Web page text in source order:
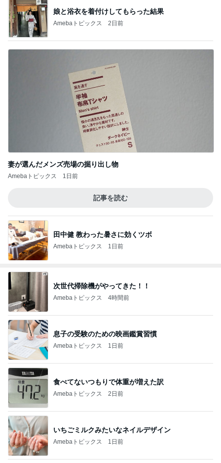
娘と浴衣を着付けしてもらった結果
Amebaトピックス 2日前
妻が選んだメンズ売場の掘り出し物
Amebaトピックス 1日前
記事を読む
田中健 教わった暑さに効くツボ
Amebaトピックス 1日前
次世代掃除機がやってきた！！
Amebaトピックス 4時間前
息子の受験のための映画鑑賞習慣
Amebaトピックス 1日前
食べてないつもりで体重が増えた訳
Amebaトピックス 2日前
いちごミルクみたいなネイルデザイン
Amebaトピックス 1日前